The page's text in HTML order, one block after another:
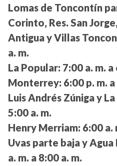
Lomas de Toncontín
Corinto, Res. San
Antigua y Villas
a. m.
La Popular: 7:00 a. m. a
Monterrey: 6:00 p. m.
Luis Andrés Zúniga y La
5:00 a. m.
Henry Merriam: 6:00 a.
Uvas parte baja y
a. m. a 8:00 a. m.